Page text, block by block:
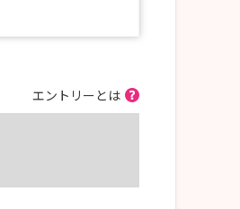
エントリーとは